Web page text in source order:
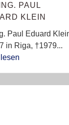
PAUL
KLEIN
Paul Eduard
in Riga, †1979...